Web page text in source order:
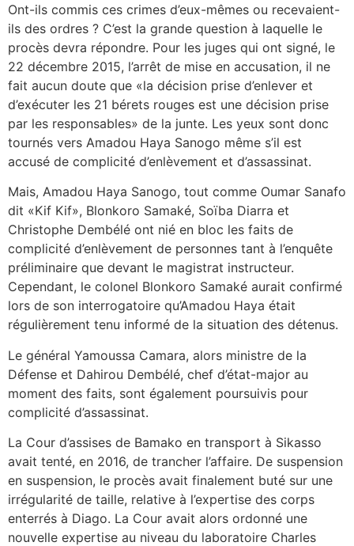
Ont-ils commis ces crimes d’eux-mêmes ou recevaient-
ils des ordres ? C’est la grande question à laquelle le
procès devra répondre. Pour les juges qui ont signé, le
22 décembre 2015, l’arrêt de mise en accusation, il ne
fait aucun doute que «la décision prise d’enlever et
d’exécuter les 21 bérets rouges est une décision prise
par les responsables» de la junte. Les yeux sont donc
tournés vers Amadou Haya Sanogo même s’il est
accusé de complicité d’enlèvement et d’assassinat.
Mais, Amadou Haya Sanogo, tout comme Oumar Sanafo
dit «Kif Kif», Blonkoro Samaké, Soïba Diarra et
Christophe Dembélé ont nié en bloc les faits de
complicité d’enlèvement de personnes tant à l’enquête
préliminaire que devant le magistrat instructeur.
Cependant, le colonel Blonkoro Samaké aurait confirmé
lors de son interrogatoire qu’Amadou Haya était
régulièrement tenu informé de la situation des détenus.
Le général Yamoussa Camara, alors ministre de la
Défense et Dahirou Dembélé, chef d’état-major au
moment des faits, sont également poursuivis pour
complicité d’assassinat.
La Cour d’assises de Bamako en transport à Sikasso
avait tenté, en 2016, de trancher l’affaire. De suspension
en suspension, le procès avait finalement buté sur une
irrégularité de taille, relative à l’expertise des corps
enterrés à Diago. La Cour avait alors ordonné une
nouvelle expertise au niveau du laboratoire Charles